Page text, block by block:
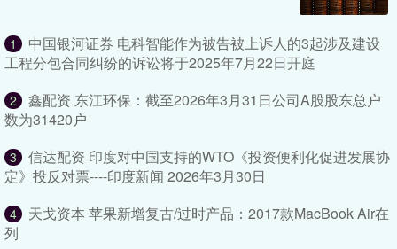
1
中国银河证券 电科智能作为被告被上诉人的3起涉及建设
工程分包合同纠纷的诉讼将于2025年7月22日开庭
2
鑫配资 东江环保：截至2026年3月31日公司A股股东总户
数为31420户
3
信达配资 印度对中国支持的WTO《投资便利化促进发展协
定》投反对票----印度新闻 2026年3月30日
4
天戈资本 苹果新增复古/过时产品：2017款MacBook Air在
列